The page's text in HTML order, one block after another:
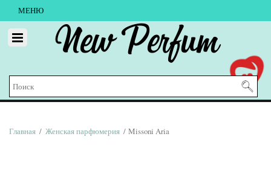
МЕНЮ
New Perfum
Главная / Женская парфюмерия / Missoni Aria